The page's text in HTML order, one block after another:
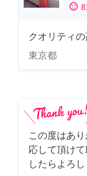
sentiment_satisfied
クオリティ
東京都
この度はあ
応して頂け
したらよろ